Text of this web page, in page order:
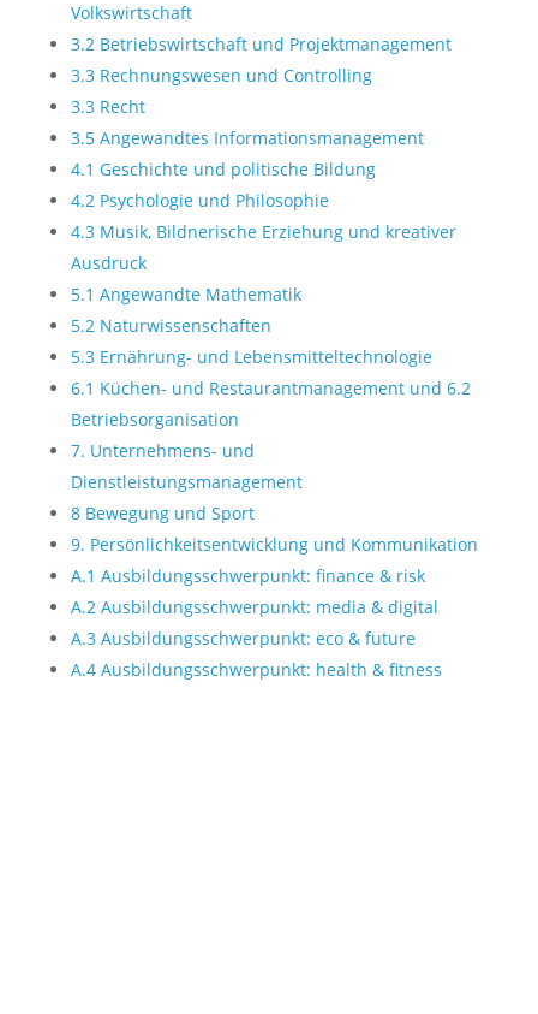
Volkswirtschaft
3.2 Betriebswirtschaft und Projektmanagement
3.3 Rechnungswesen und Controlling
3.3 Recht
3.5 Angewandtes Informationsmanagement
4.1 Geschichte und politische Bildung
4.2 Psychologie und Philosophie
4.3 Musik, Bildnerische Erziehung und kreativer
Ausdruck
5.1 Angewandte Mathematik
5.2 Naturwissenschaften
5.3 Ernährung- und Lebensmitteltechnologie
6.1 Küchen- und Restaurantmanagement und 6.2
Betriebsorganisation
7. Unternehmens- und
Dienstleistungsmanagement
8 Bewegung und Sport
9. Persönlichkeitsentwicklung und Kommunikation
A.1 Ausbildungsschwerpunkt: finance & risk
A.2 Ausbildungsschwerpunkt: media & digital
A.3 Ausbildungsschwerpunkt: eco & future
A.4 Ausbildungsschwerpunkt: health & fitness